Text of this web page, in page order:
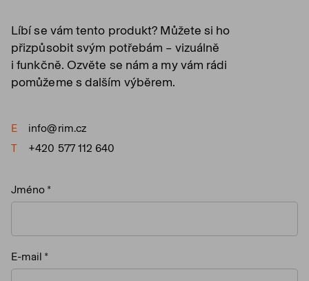
Líbí se vám tento produkt? Můžete si ho
přizpůsobit svým potřebám – vizuálně
i funkčně. Ozvěte se nám a my vám rádi
pomůžeme s dalším výběrem.
E
info@rim.cz
T
+420 577 112 640
Jméno
E-mail